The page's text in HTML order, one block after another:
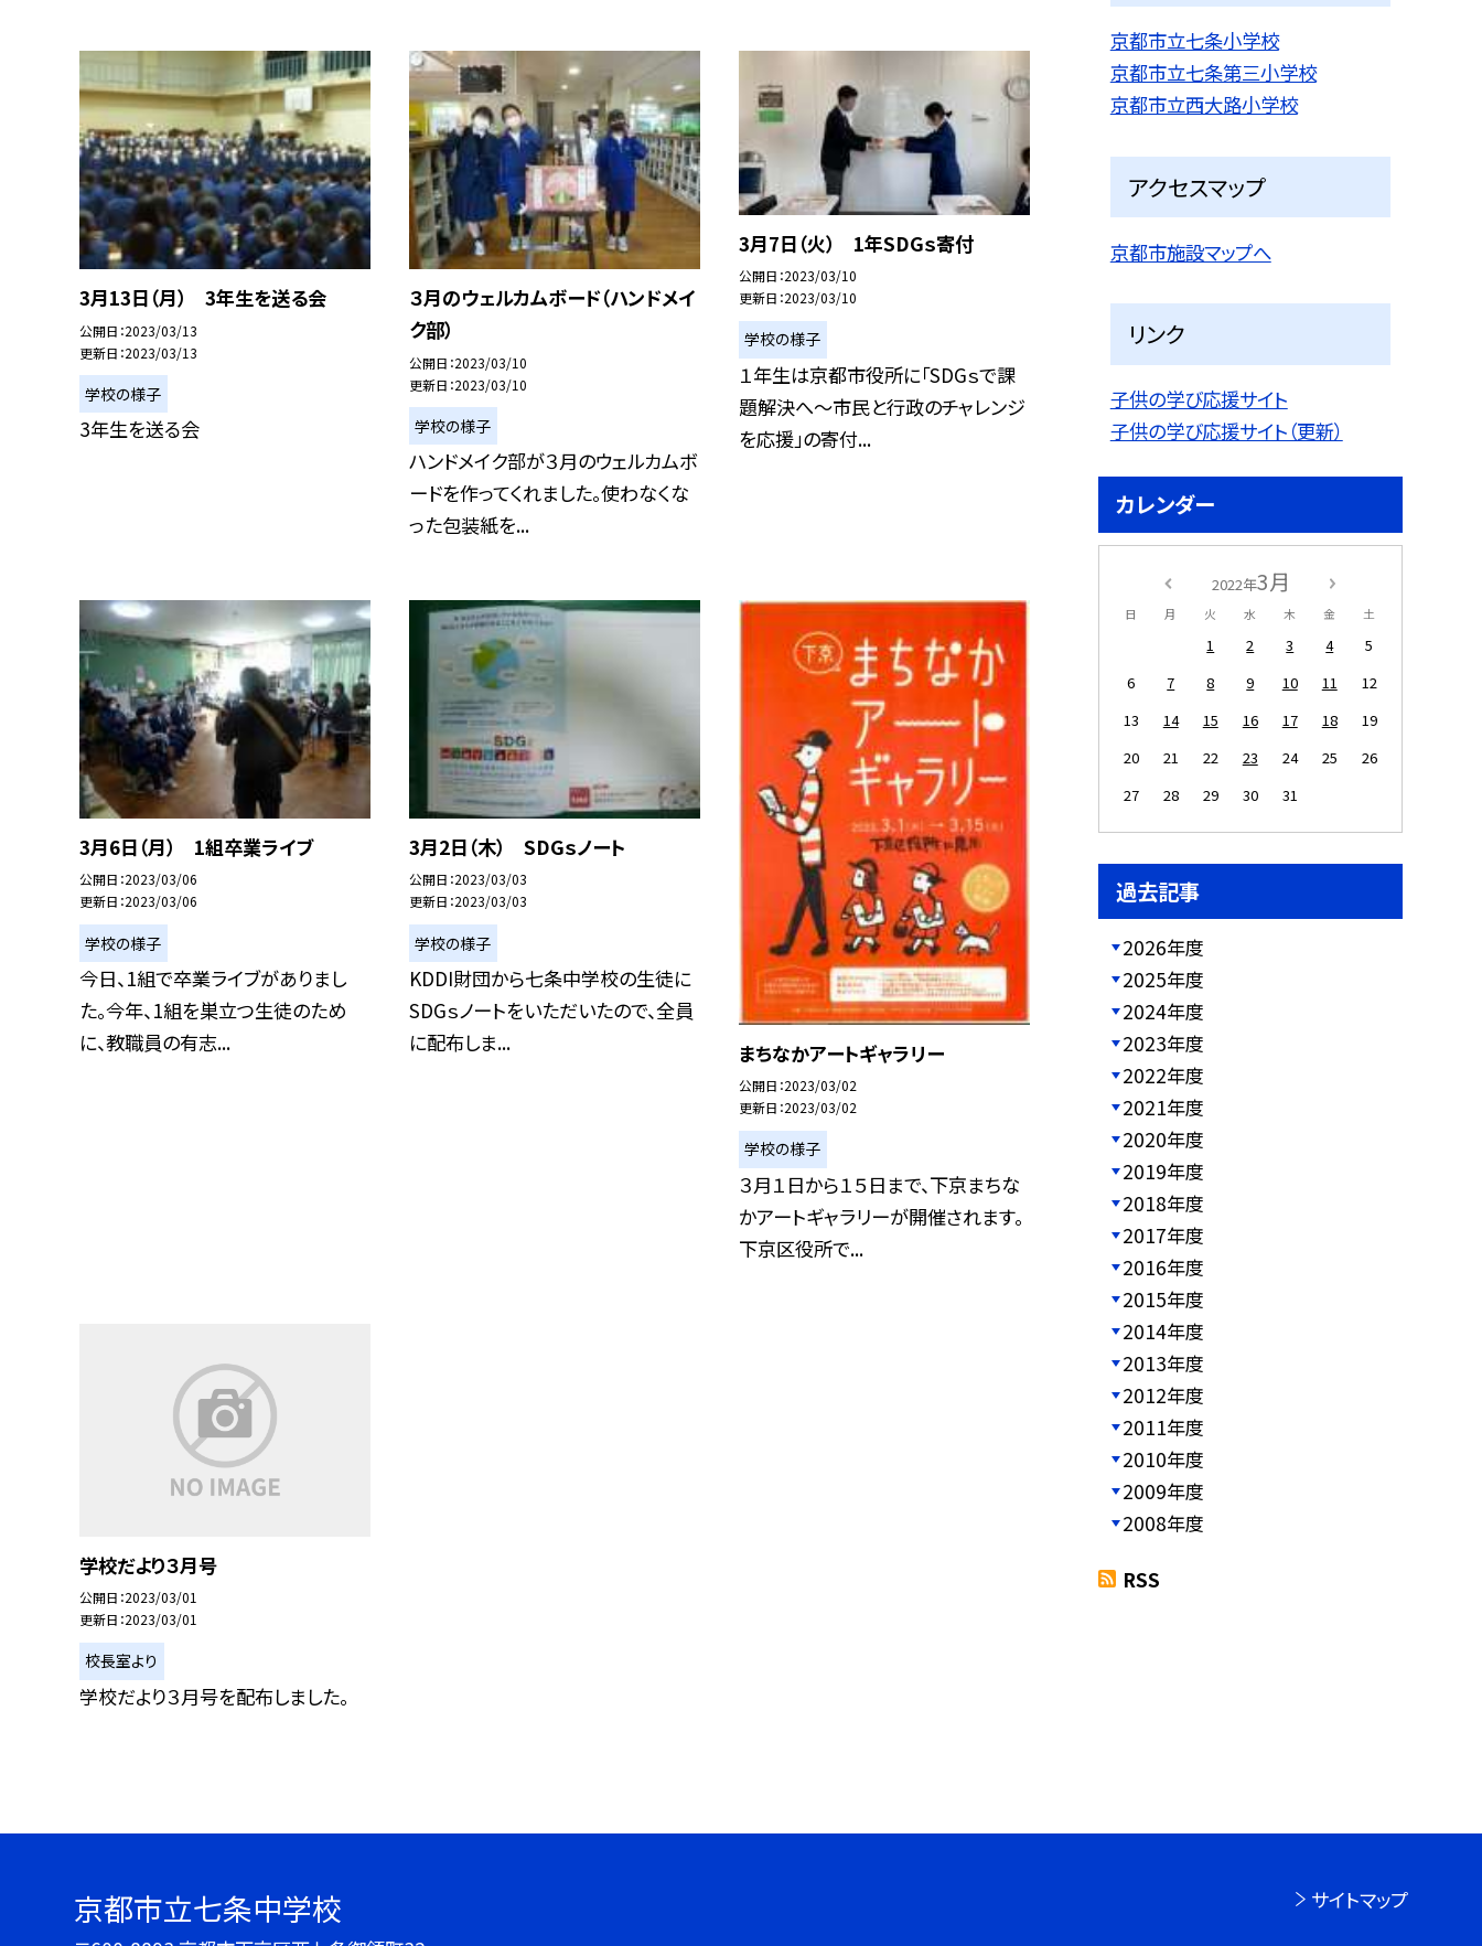
3月13日（月） 3年生を送る会
公開日 2023/03/13
更新日 2023/03/13
学校の様子
3年生を送る会
３月のウェルカムボード（ハンドメイ
ク部）
公開日 2023/03/10
更新日 2023/03/10
学校の様子
ハンドメイク部が３月のウェルカムボ
ードを作ってくれました。使わなくな
った包装紙を...
3月7日（火） 1年SDGｓ寄付
公開日 2023/03/10
更新日 2023/03/10
学校の様子
１年生は京都市役所に「SDGｓで課
題解決へ〜市民と行政のチャレンジ
を応援」の寄付...
3月6日（月） 1組卒業ライブ
公開日 2023/03/06
更新日 2023/03/06
学校の様子
今日、1組で卒業ライブがありまし
た。今年、1組を巣立つ生徒のため
に、教職員の有志...
3月2日（木） SDGｓノート
公開日 2023/03/03
更新日 2023/03/03
学校の様子
KDDI財団から七条中学校の生徒に
SDGｓノートをいただいたので、全員
に配布しま...
まちなかアートギャラリー
公開日 2023/03/02
更新日 2023/03/02
学校の様子
３月１日から１５日まで、下京まちな
かアートギャラリーが開催されます。
下京区役所で...
学校だより３月号
公開日 2023/03/01
更新日 2023/03/01
校長室より
学校だより３月号を配布しました。
京都市立七条小学校
京都市立七条第三小学校
京都市立西大路小学校
アクセスマップ
京都市施設マップへ
リンク
子供の学び応援サイト
子供の学び応援サイト（更新）
カレンダー
2022年3月
日 月 火 水 木 金 土
1 2 3 4
5
6
7 8 9 10 11
12
13
14 15 16 17 18
19
20
21 22 23 24 25
26
27
28 29 30 31
過去記事
2026年度
2025年度
2024年度
2023年度
2022年度
2021年度
2020年度
2019年度
2018年度
2017年度
2016年度
2015年度
2014年度
2013年度
2012年度
2011年度
2010年度
2009年度
2008年度
RSS
京都市立七条中学校 サイトマップ